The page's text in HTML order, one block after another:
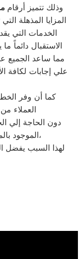
وذلك تتميز أرقام
المزايا المذهلة
الخدمات التي
الاستقبال دائماً
مما ساعد الجميع
علي إجابات لكافة
كما أن وفر
العملاء
دون الحاجة إلي
الموجود بالمدينة أو المحافظة التي يقيمون فيها،
لهذا السبب يفضل